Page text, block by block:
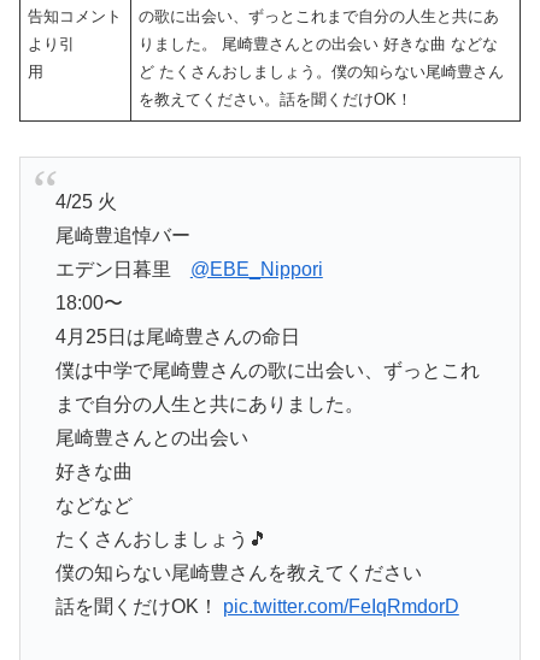
告知コメント
より引
用
の歌に出会い、ずっとこれまで自分の人生と共にあ
りました。 尾崎豊さんとの出会い 好きな曲 などな
ど たくさんおしましょう。僕の知らない尾崎豊さん
を教えてください。話を聞くだけOK！
4/25 火
尾崎豊追悼バー
エデン日暮里 @EBE_Nippori
18:00〜
4月25日は尾崎豊さんの命日
僕は中学で尾崎豊さんの歌に出会い、ずっとこれ
まで自分の人生と共にありました。
尾崎豊さんとの出会い
好きな曲
などなど
たくさんおしましょう🎵
僕の知らない尾崎豊さんを教えてください
話を聞くだけOK！ pic.twitter.com/FeIqRmdorD